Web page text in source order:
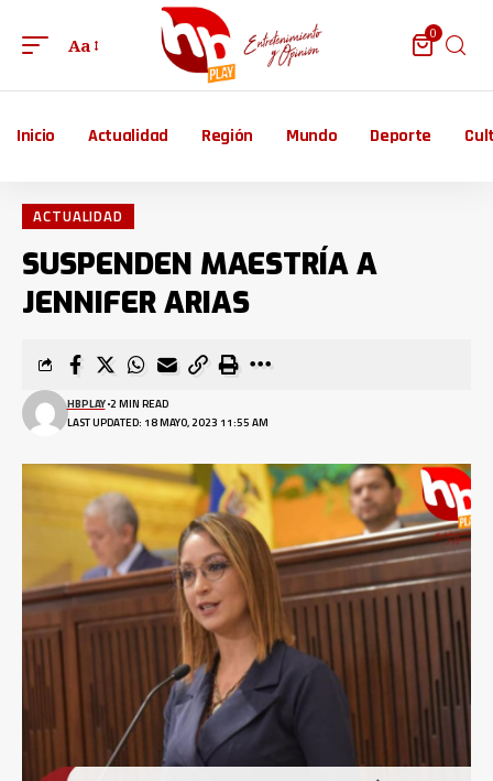
Aa
0
Inicio Actualidad Región Mundo Deporte
ACTUALIDAD
SUSPENDEN MAESTRÍA A
JENNIFER ARIAS
LAST UPDATED: 18 MAYO, 2023 11:55 AM
HBPLAY 2 MIN READ